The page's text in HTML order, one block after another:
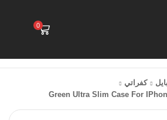
0
كفراتي
Green Ultra Slim Case For